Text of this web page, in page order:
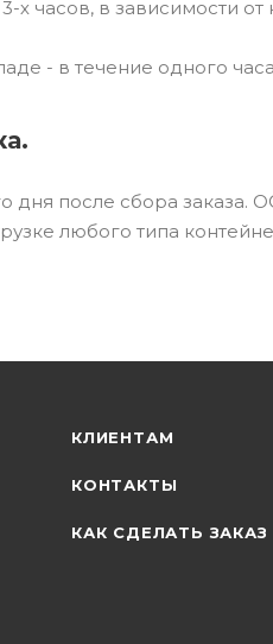
х часов, в зависимости
- в течение одного
дня после сбора
любого типа
КЛИЕНТАМ
КОНТАКТЫ
КАК СДЕЛАТЬ ЗАКАЗ